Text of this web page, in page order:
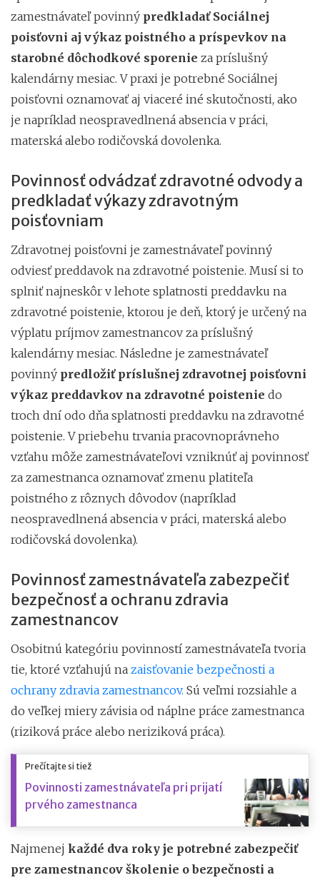
zamestnávateľ povinný predkladať Sociálnej
poisťovni aj výkaz poistného a príspevkov na
starobné dôchodkové sporenie za príslušný
kalendárny mesiac. V praxi je potrebné Sociálnej
poisťovni oznamovať aj viaceré iné skutočnosti, ako
je napríklad neospravedlnená absencia v práci,
materská alebo rodičovská dovolenka.
Povinnosť odvádzať zdravotné odvody a
predkladať výkazy zdravotným
poisťovniam
Zdravotnej poisťovni je zamestnávateľ povinný
odviesť preddavok na zdravotné poistenie. Musí si to
splniť najneskôr v lehote splatnosti preddavku na
zdravotné poistenie, ktorou je deň, ktorý je určený na
výplatu príjmov zamestnancov za príslušný
kalendárny mesiac. Následne je zamestnávateľ
povinný predložiť príslušnej zdravotnej poisťovni
výkaz preddavkov na zdravotné poistenie do
troch dní odo dňa splatnosti preddavku na zdravotné
poistenie. V priebehu trvania pracovnoprávneho
vzťahu môže zamestnávateľovi vzniknúť aj povinnosť
za zamestnanca oznamovať zmenu platiteľa
poistného z rôznych dôvodov (napríklad
neospravedlnená absencia v práci, materská alebo
rodičovská dovolenka).
Povinnosť zamestnávateľa zabezpečiť
bezpečnosť a ochranu zdravia
zamestnancov
Osobitnú kategóriu povinností zamestnávateľa tvoria
tie, ktoré vzťahujú na zaisťovanie bezpečnosti a
ochrany zdravia zamestnancov. Sú veľmi rozsiahle a
do veľkej miery závisia od náplne práce zamestnanca
(riziková práce alebo neriziková práca).
Prečítajte si tiež
Povinnosti zamestnávateľa pri prijatí
prvého zamestnanca
Najmenej každé dva roky je potrebné zabezpečiť
pre zamestnancov školenie o bezpečnosti a